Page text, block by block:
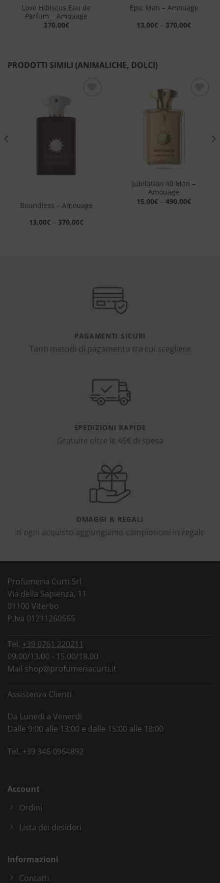
Love Hibiscus Eau de
Parfum – Amouage
370,00€
Epic Man – Amouage
13,00€ – 370,00€
PRODOTTI SIMILI (ANIMALICHE, DOLCI)
alla lista
Boundless – Amouage
13,00€ – 370,00€
alla lista
Jubilation 40 Man –
Amouage
15,00€ – 490,00€
PAGAMENTI SICURI
Tanti metodi di pagamento tra cui scegliere
SPEDIZIONI RAPIDE
Gratuite oltre le 45€ di spesa
OMAGGI & REGALI
In ogni acquisto aggiungiamo campioncini in regalo
Profumeria Curti Srl
Via della Sapienza, 11
01100 Viterbo
P.Iva 01211260565
Tel. +39 0761 220211
09.00/13.00 - 15.00/18.00
Mail shop@profumeriacurti.it
Assistenza Clienti
Da Lunedì a Venerdì
Dalle 9:00 alle 13:00 e dalle 15:00 alle 18:00
Tel. +39 346 0964892
Account
Ordini
Lista dei desideri
Informazioni
Contatti